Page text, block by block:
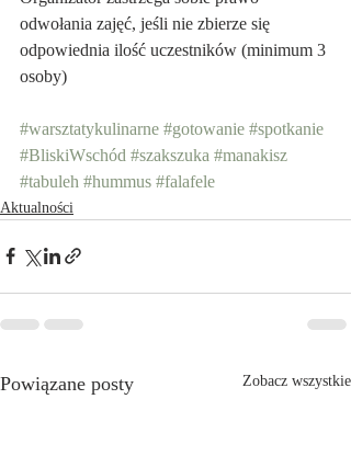
odwołania zajęć, jeśli nie zbierze się
odpowiednia ilość uczestników (minimum 3
osoby)
#warsztatykulinarne #gotowanie #spotkanie
#BliskiWschód #szakszuka #manakisz
#tabuleh #hummus #falafele
Aktualności
Powiązane posty Zobacz wszystkie